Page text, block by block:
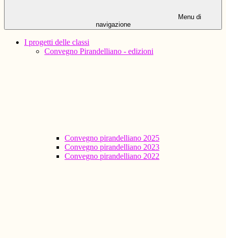
Menu di
navigazione
I progetti delle classi
Convegno Pirandelliano - edizioni
Convegno pirandelliano 2025
Convegno pirandelliano 2023
Convegno pirandelliano 2022